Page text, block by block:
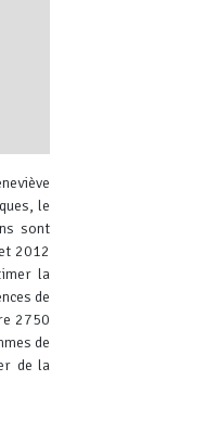
le
sont
2012
la
de
2750
de
de la